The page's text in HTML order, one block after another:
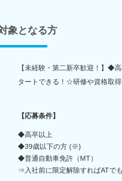
象となる方
【未経験・第二新卒歓迎！】
タートできる！☆研修や資格取
【応募条件】
◆高卒以上
◆39歳以下の方 (※)
◆普通自動車免許（MT）
⇒入社前に限定解除すればATで